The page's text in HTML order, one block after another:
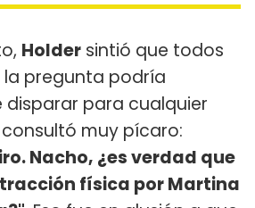
Holder sintió que todos
pregunta podría
para cualquier
muy pícaro:
Nacho, ¿es verdad que
física por Martina